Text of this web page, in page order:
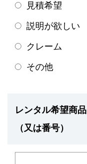
見積希望
説明が欲しい
クレーム
その他
レンタル希望商品
（又は番号）